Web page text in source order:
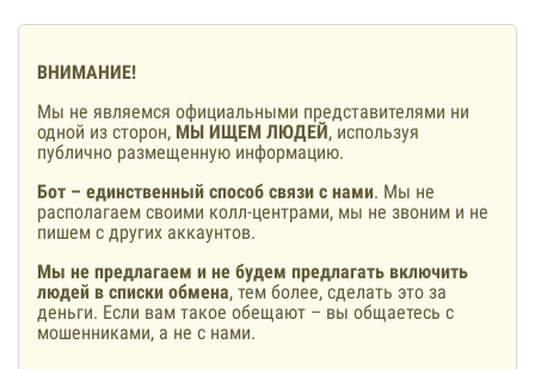
ВНИМАНИЕ!
Мы не являемся официальными представителями ни
одной из сторон, МЫ ИЩЕМ ЛЮДЕЙ, используя
публично размещенную информацию.
Бот – единственный способ связи с нами. Мы не
располагаем своими колл-центрами, мы не звоним и не
пишем с других аккаунтов.
Мы не предлагаем и не будем предлагать включить
людей в списки обмена, тем более, сделать это за
деньги. Если вам такое обещают – вы общаетесь с
мошенниками, а не с нами.